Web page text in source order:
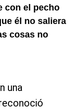
con el pecho
él no saliera
cosas no
una